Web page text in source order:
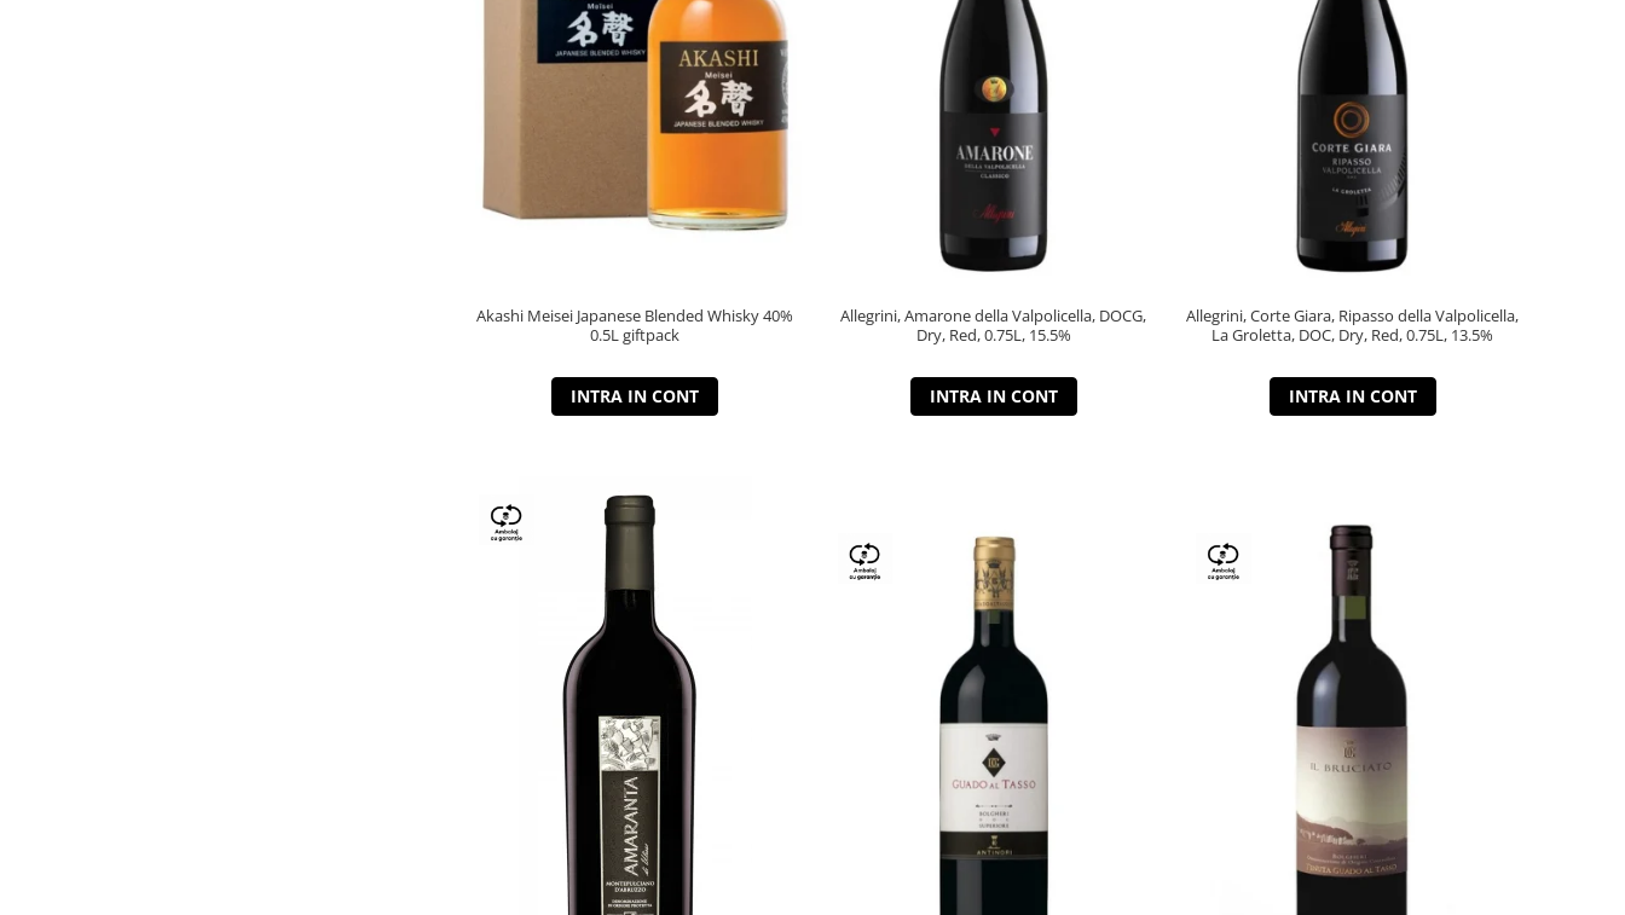
Akashi Meisei Japanese Blended Whisky 40%
0.5L giftpack
INTRA IN CONT
Allegrini, Amarone della Valpolicella, DOCG,
Dry, Red, 0.75L, 15.5%
INTRA IN CONT
Allegrini, Corte Giara, Ripasso della Valpolicella,
La Groletta, DOC, Dry, Red, 0.75L, 13.5%
INTRA IN CONT